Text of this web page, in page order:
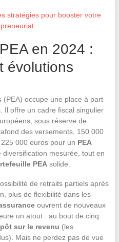
stratégies pour booster votre
en 2024 :
évolutions
(PEA) occupe une place à part
Il offre un cadre fiscal singulier
sous réserve de
des versements, 150 000
000 euros pour un PEA
diversification mesurée, tout en
PEAsolide.
de retraits partiels après
plus de flexibilité dans les
ouvrent de nouveaux
un atout : au bout de cinq
sur le revenu (les
Mais ne perdez pas de vue